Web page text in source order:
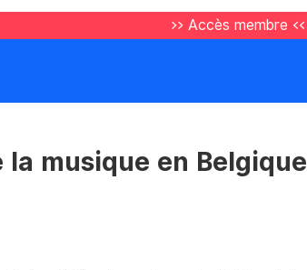
>> Accès membre <<
la musique en Belgique